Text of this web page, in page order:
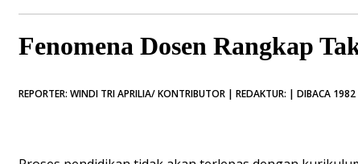
Fenomena Dosen Rangkap
REPORTER: WINDI TRI APRILIA/ KONTRIBUTOR | REDAKTUR: | DIBACA 1982